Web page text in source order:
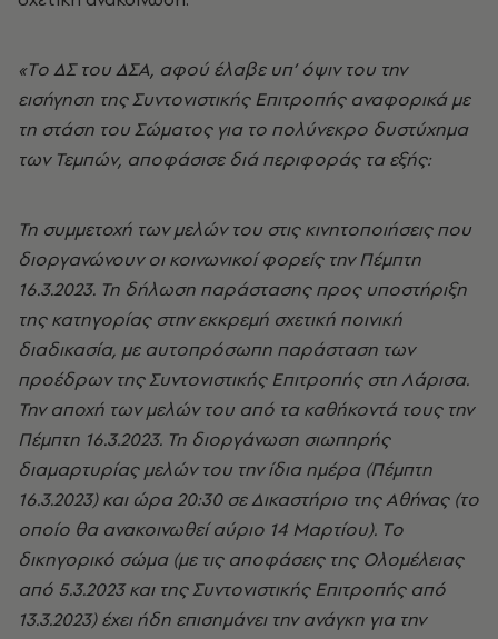
«Tο ΔΣ του ΔΣΑ, αφού έλαβε υπ’ όψιν του την
εισήγηση της Συντονιστικής Επιτροπής αναφορικά με
τη στάση του Σώματος για το πολύνεκρο δυστύχημα
των Τεμπών, αποφάσισε διά περιφοράς τα εξής:
Τη συμμετοχή των μελών του στις κινητοποιήσεις που
διοργανώνουν οι κοινωνικοί φορείς την Πέμπτη
16.3.2023. Τη δήλωση παράστασης προς υποστήριξη
της κατηγορίας στην εκκρεμή σχετική ποινική
διαδικασία, με αυτοπρόσωπη παράσταση των
προέδρων της Συντονιστικής Επιτροπής στη Λάρισα.
Την αποχή των μελών του από τα καθήκοντά τους την
Πέμπτη 16.3.2023. Τη διοργάνωση σιωπηρής
διαμαρτυρίας μελών του την ίδια ημέρα (Πέμπτη
16.3.2023) και ώρα 20:30 σε Δικαστήριο της Αθήνας (το
οποίο θα ανακοινωθεί αύριο 14 Μαρτίου). Tο
δικηγορικό σώμα (με τις αποφάσεις της Ολομέλειας
από 5.3.2023 και της Συντονιστικής Επιτροπής από
13.3.2023) έχει ήδη επισημάνει την ανάγκη για την